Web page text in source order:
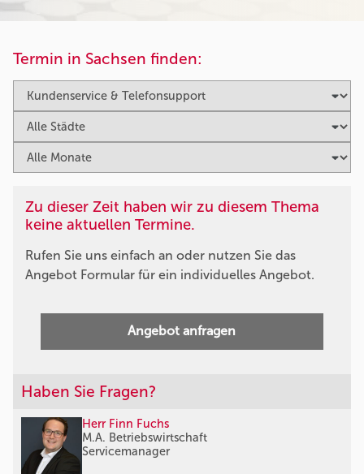
Termin in Sachsen finden:
Zu dieser Zeit haben wir zu diesem Thema
keine aktuellen Termine.
Rufen Sie uns einfach an oder nutzen Sie das
Angebot Formular für ein individuelles Angebot.
Angebot anfragen
Haben Sie Fragen?
Herr Finn Fuchs
M.A. Betriebswirtschaft
Servicemanager